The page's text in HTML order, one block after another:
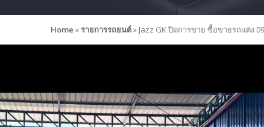
Home »รายการรถยนต์» Jazz GK ปิดการขาย ซื้อขายรถแต่ง